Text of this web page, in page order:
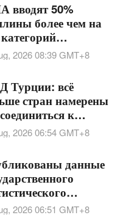
вводят 50%
более чем на
импорта
2026 08:39GMT+8
Турции: всё
стран намерены
к
о
обороне
2026 06:54GMT+8
данные
КНР за
2026 06:51 GMT+8